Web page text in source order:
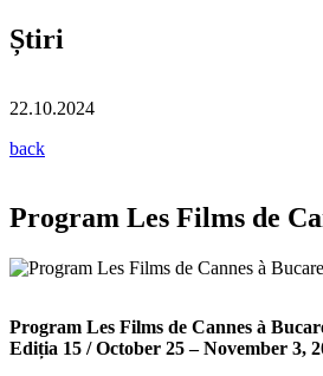
Știri
22.10.2024
back
Program Les Films de
Program Les Films de Cannes à
Ediția 15 / October 25 – November 3,